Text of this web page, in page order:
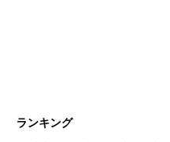
ランキング